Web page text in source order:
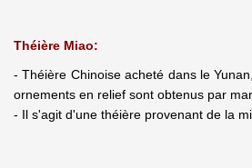
Théière Miao:
- Théière Chinoise acheté dans le
ornements en relief sont obtenus par
- Il s'agit d'une théière provenant de la